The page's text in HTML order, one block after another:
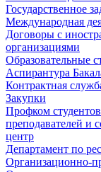
Государственное
Международная
Договоры с
организациями
Образовательные
Аспирантура
Контрактная
Закупки
Профком
преподавателей и
центр
Департамент по
Организационно-